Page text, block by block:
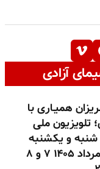
آزادی
همیـاری با
تلویزیون ملی
شنبه و یکشنبه
۱۶ ، ۱۷ و ۱۸ مرداد ۱۴۰۵ ۷ و ۸